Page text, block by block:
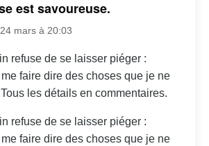
est savoureuse.
mars à 20:03
refuse de se laisser piéger :
faire dire des choses que je ne
les détails en commentaires.
refuse de se laisser piéger :
faire dire des choses que je ne